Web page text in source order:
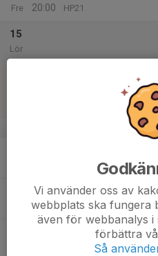
Fre
20:00
HP21
15
Lör
Match mot IK
Junior Pojkar Div 2A
Kongevi 1 Konstgräs
Gymträning
Härlanda Park - Gymmet
Vi använder oss av
webbplats ska fungera
även för webbanalys i
förbättra
Så